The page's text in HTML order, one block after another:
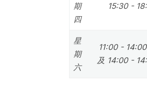
期
四
15:30 -
星
期
六
11:00 -
及 14:00 -